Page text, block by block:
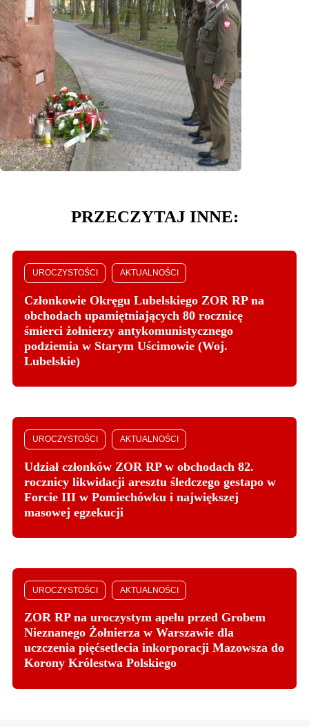
PRZECZYTAJ INNE:
UROCZYSTOŚCI AKTUALNOŚCI
Członkowie Okręgu Lubelskiego ZOR RP na
obchodach upamiętniających 80 rocznicę
śmierci żołnierzy antykomunistycznego
podziemia w Starym Uścimowie (Woj.
Lubelskie)
UROCZYSTOŚCI AKTUALNOŚCI
Udział członków ZOR RP w obchodach 82.
rocznicy likwidacji aresztu śledczego gestapo w
Forcie III w Pomiechówku i największej
masowej egzekucji
UROCZYSTOŚCI AKTUALNOŚCI
ZOR RP na uroczystym apelu przed Grobem
Nieznanego Żołnierza w Warszawie dla
uczczenia pięćsetlecia inkorporacji Mazowsza do
Korony Królestwa Polskiego